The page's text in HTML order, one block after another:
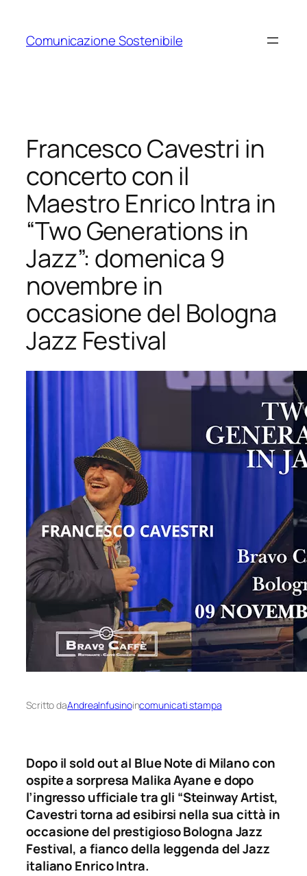
contenuto
Comunicazione Sostenibile
Francesco Cavestri in
concerto con il
Maestro Enrico Intra in
“Two Generations in
Jazz”: domenica 9
novembre in
occasione del Bologna
Jazz Festival
Scritto daAndreaInfusinoincomunicati stampa
Dopo il sold out al Blue Note di Milano con
ospite a sorpresa Malika Ayane e dopo
l’ingresso ufficiale tra gli “Steinway Artist,
Cavestri torna ad esibirsi nella sua città in
occasione del prestigioso Bologna Jazz
Festival, a fiancodella leggenda del Jazz
italianoEnrico Intra.